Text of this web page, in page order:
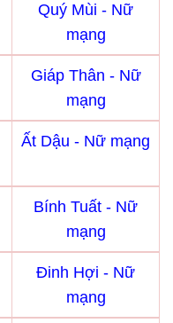
Quý Mùi - Nữ
mạng
Giáp Thân - Nữ
mạng
Ất Dậu - Nữ mạng
Bính Tuất - Nữ
mạng
Đinh Hợi - Nữ
mạng